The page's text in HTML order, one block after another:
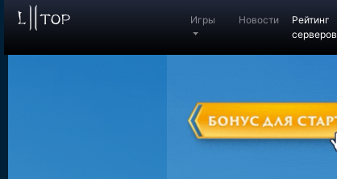
Игры Новости
Рейтинг
серверов